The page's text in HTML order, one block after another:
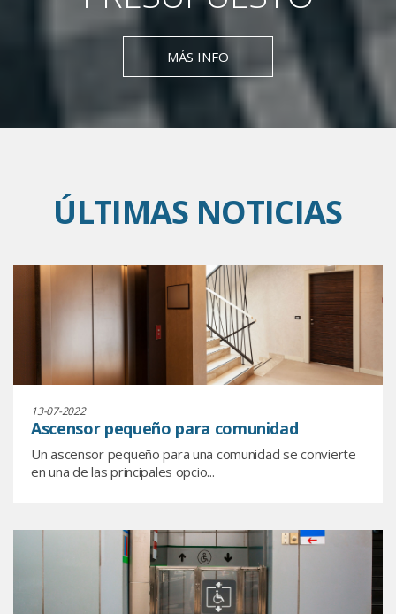
MÁS INFO
ÚLTIMAS NOTICIAS
13-07-2022
Ascensor pequeño para comunidad
Un ascensor pequeño para una comunidad se convierte
en una de las principales opcio...